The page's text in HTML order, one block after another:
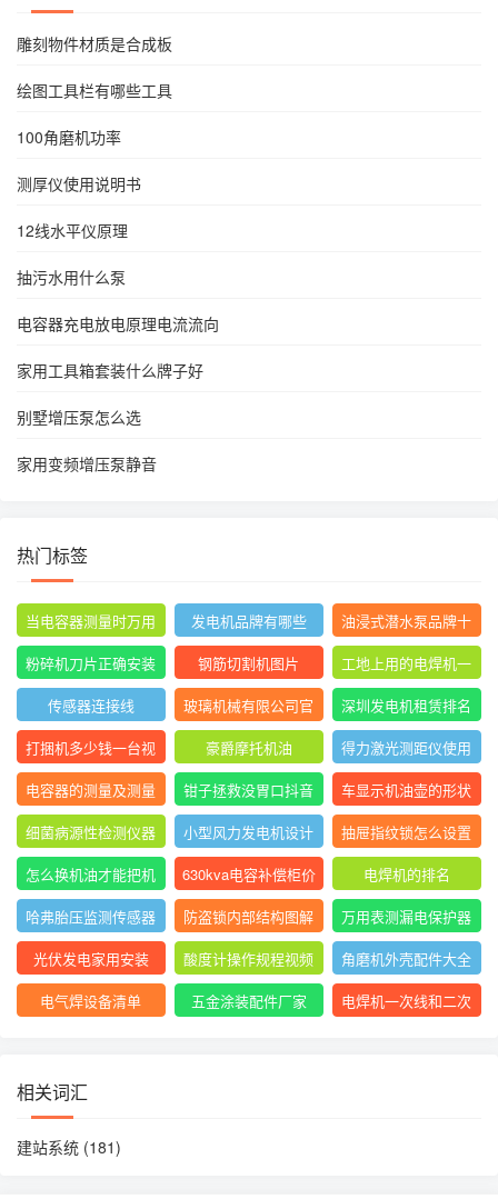
雕刻物件材质是合成板
绘图工具栏有哪些工具
100角磨机功率
测厚仪使用说明书
12线水平仪原理
抽污水用什么泵
电容器充电放电原理电流流向
家用工具箱套装什么牌子好
别墅增压泵怎么选
家用变频增压泵静音
热门标签
当电容器测量时万用
表指针摆动后停止不
动
发电机品牌有哪些
油浸式潜水泵品牌十
大排名
粉碎机刀片正确安装
方法图
钢筋切割机图片
工地上用的电焊机一
般是直流还是交流
传感器连接线
玻璃机械有限公司官
网
深圳发电机租赁排名
前十
打捆机多少钱一台视
频
豪爵摩托机油
得力激光测距仪使用
方法
电容器的测量及测量
结果怎么写
钳子拯救没胃口抖音
车显示机油壶的形状
是什么意思
细菌病源性检测仪器
是什么
小型风力发电机设计
与制作
抽屉指纹锁怎么设置
指纹
怎么换机油才能把机
油放干净
630kva电容补偿柜价
格
电焊机的排名
哈弗胎压监测传感器
防盗锁内部结构图解
图片
万用表测漏电保护器
短路怎么回事
光伏发电家用安装 酸度计操作规程视频
角磨机外壳配件大全
电气焊设备清单
五金涂装配件厂家
电焊机一次线和二次
相关词汇
建站系统 (181)